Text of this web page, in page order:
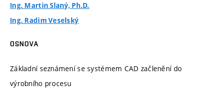
Ing. Martin Slaný, Ph.D.
Ing. Radim Veselský
OSNOVA
Základní seznámení se systémem CAD začlenění do
výrobního procesu